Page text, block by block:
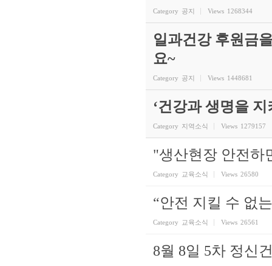
Category 공지 Views 1268344
일과건강 후원금
요~
Category 공지 Views 1448681
‘건강과 생명을
Category 지역소식 Views 1279157
"생산현장 안전하
Category 교육소식 Views 26580
“안전 지킬 수 없
Category 교육소식 Views 26561
8월 8일 5차 정신